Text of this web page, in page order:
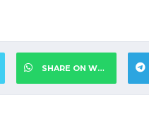
SHARE ON WHATSAPP